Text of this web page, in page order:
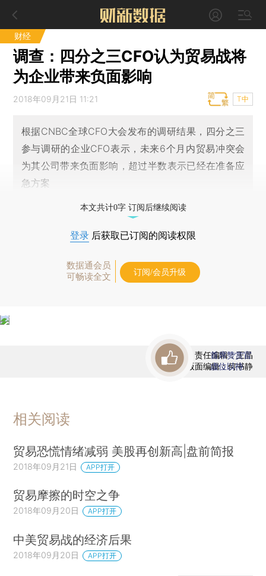
财经
调查：四分之三CFO认为贸易战将
为企业带来负面影响
2018年09月21日 11:21 T中
根据CNBC全球CFO大会发布的调研结果，四分之三
参与调研的企业CFO表示，未来6个月内贸易冲突会
为其公司带来负面影响，超过半数表示已经在准备应
急方案
本文共计0字 订阅后继续阅读
登录 后获取已订阅的阅读权限
数据通会员
可畅读全文
订阅/会员升级
责任编辑：王晶
版面编辑：何书静
首席赞赏官
虚位以待
相关阅读
贸易恐慌情绪减弱 美股再创新高|盘前简报
2018年09月21日 APP打开
贸易摩擦的时空之争
2018年09月20日 APP打开
中美贸易战的经济后果
2018年09月20日 APP打开